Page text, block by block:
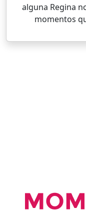
alguna Regina
momentos